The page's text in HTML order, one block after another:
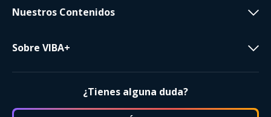
Nuestros Contenidos
Sobre VIBA+
¿Tienes alguna duda?